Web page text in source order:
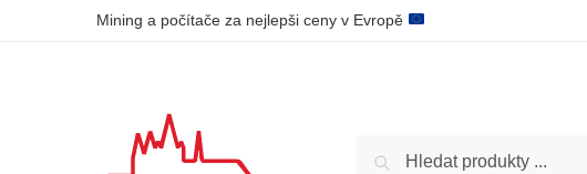
Mining a počítače za nejlepši ceny v Evropě